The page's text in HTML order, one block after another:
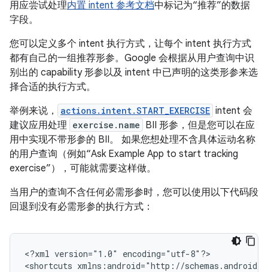
用应尝试处理内置 intent 参考文档中标记为“推荐”的数据
字段。
您可以定义多个 intent 执行方式，让每个 intent 执行方式
都有自己的一组推荐形参。Google 会根据从用户查询中识
别出的 capability 形参以及 intent 中已声明的这类形参来选
择合适的执行方式。
举例来说，
actions.intent.START_EXERCISE intent 会
建议应用处理 exercise.name BII 形参，但是您可以在应
用中实现不带形参的 BII。 如果您想处理不含具体运动名称
的用户查询（例如“Ask Example App to start tracking
exercise”），可能就需要这样做。
当用户的查询不含任何必需形参时，您可以使用以下代码段
回退到没有必需形参的执行方式：
<?xml version="1.0"
encoding="utf-8"?>
<shortcuts xmlns:android="http://